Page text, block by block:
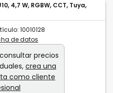
4,7 W, RGBW, CCT, Tuya,
10010128
de datos
precios
crea una
como cliente